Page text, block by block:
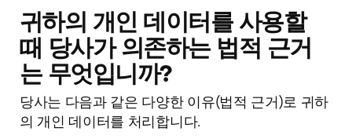
귀하의 개인 데이터를 사용할
때 당사가 의존하는 법적 근거
는 무엇입니까?
당사는 다음과 같은 다양한 이유(법적 근거)로 귀하
의 개인 데이터를 처리합니다.